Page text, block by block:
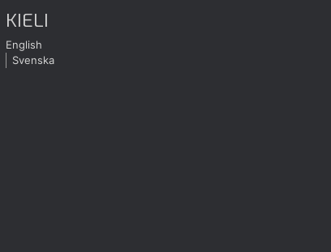
KIELI
English
Svenska